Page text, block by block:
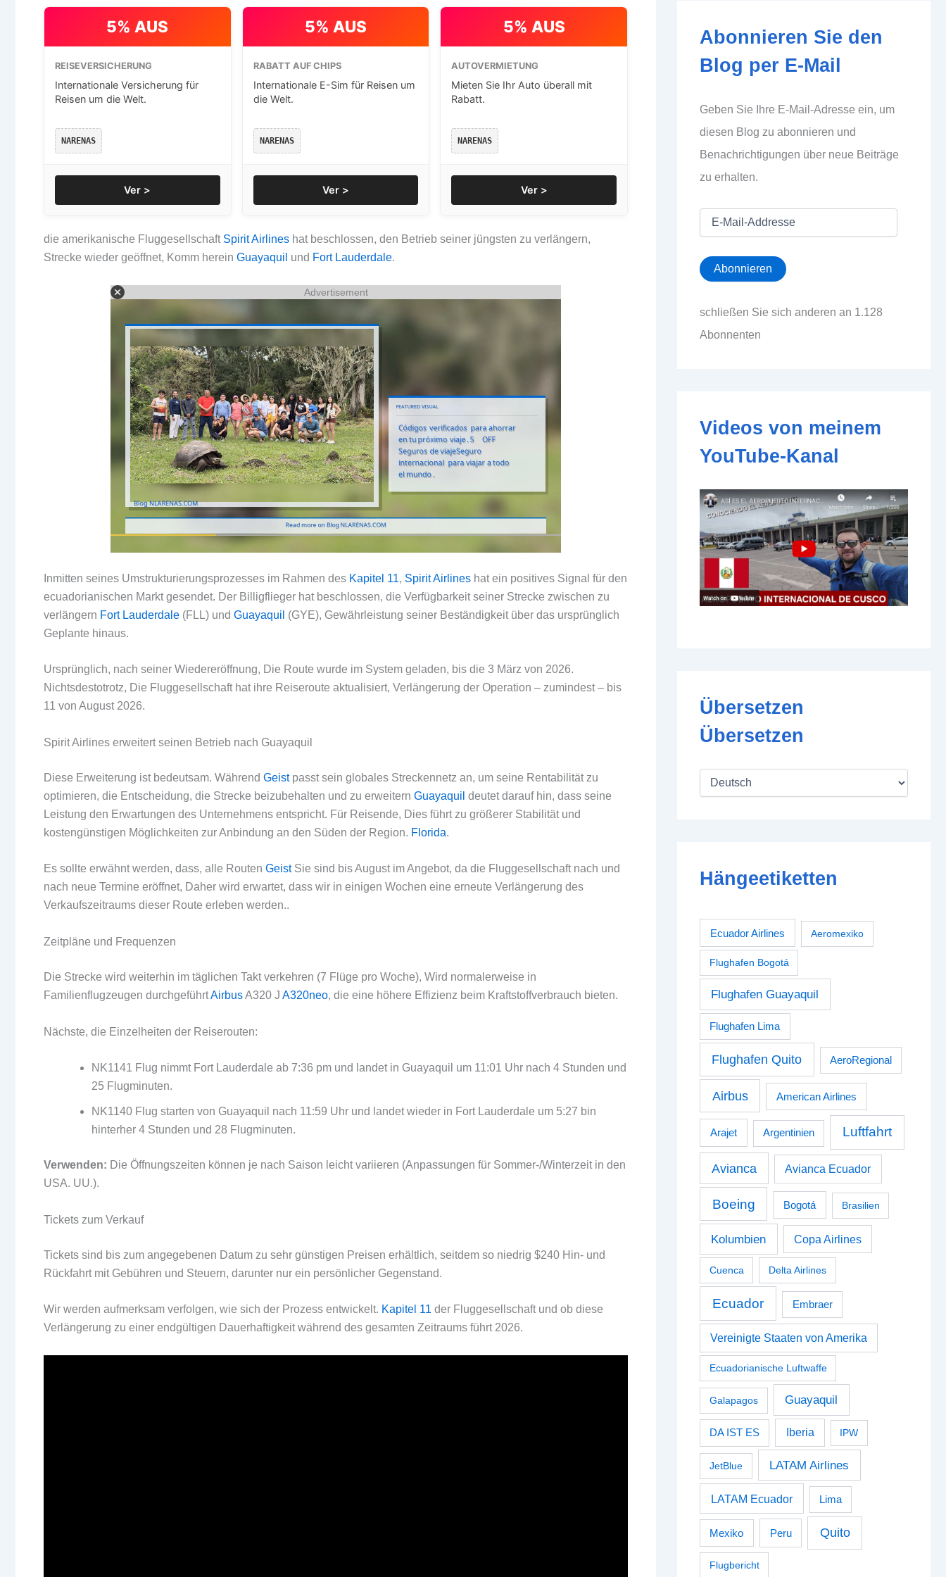
5% AUS
REISEVERSICHERUNG
Internationale Versicherung für
Reisen um die Welt.
NARENAS
Ver >
5% AUS
RABATT AUF CHIPS
Internationale E-Sim für Reisen um
die Welt.
NARENAS
Ver >
5% AUS
AUTOVERMIETUNG
Mieten Sie Ihr Auto überall mit
Rabatt.
NARENAS
Ver >
die amerikanische Fluggesellschaft Spirit Airlines hat beschlossen, den Betrieb seiner jüngsten zu verlängern,
Strecke wieder geöffnet, Komm herein Guayaquil und Fort Lauderdale.
Advertisement
Inmitten seines Umstrukturierungsprozesses im Rahmen des Kapitel 11, Spirit Airlines hat ein positives Signal für den
ecuadorianischen Markt gesendet. Der Billigflieger hat beschlossen, die Verfügbarkeit seiner Strecke zwischen zu
verlängern Fort Lauderdale (FLL) und Guayaquil (GYE), Gewährleistung seiner Beständigkeit über das ursprünglich
Geplante hinaus.
Ursprünglich, nach seiner Wiedereröffnung, Die Route wurde im System geladen, bis die 3 März von 2026.
Nichtsdestotrotz, Die Fluggesellschaft hat ihre Reiseroute aktualisiert, Verlängerung der Operation – zumindest – bis
11 von August 2026.
Spirit Airlines erweitert seinen Betrieb nach Guayaquil
Diese Erweiterung ist bedeutsam. Während Geistpasst sein globales Streckennetz an, um seine Rentabilität zu
optimieren, die Entscheidung, die Strecke beizubehalten und zu erweitern Guayaquil deutet darauf hin, dass seine
Leistung den Erwartungen des Unternehmens entspricht. Für Reisende, Dies führt zu größerer Stabilität und
kostengünstigen Möglichkeiten zur Anbindung an den Süden der Region. Florida.
Es sollte erwähnt werden, dass, alle Routen GeistSie sind bis August im Angebot, da die Fluggesellschaft nach und
nach neue Termine eröffnet, Daher wird erwartet, dass wir in einigen Wochen eine erneute Verlängerung des
Verkaufszeitraums dieser Route erleben werden..
Zeitpläne und Frequenzen
Die Strecke wird weiterhin im täglichen Takt verkehren (7 Flüge pro Woche), Wird normalerweise in
Familienflugzeugen durchgeführtAirbusA320 J A320neo, die eine höhere Effizienz beim Kraftstoffverbrauch bieten.
Nächste, die Einzelheiten der Reiserouten:
NK1141 Flug nimmt Fort Lauderdale ab 7:36 pm und landet in Guayaquil um 11:01 Uhr nach 4 Stunden und
25 Flugminuten.
NK1140 Flug starten von Guayaquil nach 11:59 Uhr und landet wieder in Fort Lauderdale um 5:27 bin
hinterher 4 Stunden und 28 Flugminuten.
Verwenden: Die Öffnungszeiten können je nach Saison leicht variieren (Anpassungen für Sommer-/Winterzeit in den
USA. UU.).
Tickets zum Verkauf
Tickets sind bis zum angegebenen Datum zu sehr günstigen Preisen erhältlich, seitdem so niedrig $240 Hin- und
Rückfahrt mit Gebühren und Steuern, darunter nur ein persönlicher Gegenstand.
Wir werden aufmerksam verfolgen, wie sich der Prozess entwickelt. Kapitel 11 der Fluggesellschaft und ob diese
Verlängerung zu einer endgültigen Dauerhaftigkeit während des gesamten Zeitraums führt 2026.
Abonnieren Sie den
Blog per E-Mail
Geben Sie Ihre E-Mail-Adresse ein, um
diesen Blog zu abonnieren und
Benachrichtigungen über neue Beiträge
zu erhalten.
a
i
A
d
Abonnieren
schließen Sie sich anderen an 1.128
Abonnenten
Videos von meinem
YouTube-Kanal
Übersetzen
Übersetzen
Hängeetiketten
Ecuador Airlines Aeromexiko
Flughafen Bogotá
Flughafen Guayaquil
Flughafen Lima
Flughafen Quito AeroRegional
Airbus American Airlines
Arajet Argentinien Luftfahrt
Avianca Avianca Ecuador
Boeing Bogotá Brasilien
Kolumbien Copa Airlines
Cuenca Delta Airlines
Ecuador Embraer
Vereinigte Staaten von Amerika
Ecuadorianische Luftwaffe
Galapagos Guayaquil
DA IST ES Iberia IPW
JetBlue LATAM Airlines
LATAM Ecuador Lima
Mexiko Peru Quito
Flugbericht